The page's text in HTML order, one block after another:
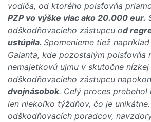
vodiča, od ktorého poisťovňa
PZP vo výške viac ako 20.000 eur.
odškodňovacieho zástupcu od
ustúpila. Spomenieme tiež
Galanta, kde pozostalým poisťovňa
nemajetkovú ujmu v skutočne
odškodňovacieho zástupcu napokon
dvojnásobok. Celý proces prebehol
len niekoľko týždňov, čo je
odškodňovacích poradcov,